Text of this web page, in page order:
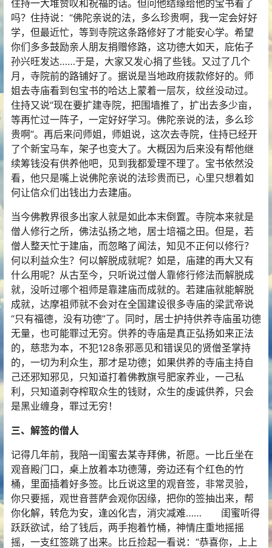
住持一大堆赞叹和祝福的话。但问他结缘给他的宝书看了
吗？住持说：“佛陀亲说的法，多么珍贵啊，我一定会好好
学，但最近忙，等到寺院这条路修好了才能安心学。希望
你们多多鼓励亲人朋友捐赠修路，这功德大如天，庇佑子
孙兴旺发达……于是，大家又发心捐了些钱。又过了几个
月，寺院前的路铺好了。据说是当地政府拨款修好的。师
姐去寺庙看到包宝书的哈达上蒙着一层灰，纹丝没动过。
住持又说“现在要扩建寺院，把围墙推了，扩出去多少亩，
等再忙过一阵子，一定好好学习。佛陀亲说的法，多么珍
贵啊”。再后来问师姐，师姐说，这次去寺院，住持已经开
了个新宝马车，架子也变大了。大概因为后来没有帮他继
续筹钱没有供养他吧，见到我都爱理不理了。宝书依然没
看，他只是嘴上说佛陀亲说的法珍贵而已，心里只想着如
何让信众们出钱出力去建庙。
当今佛教界很多出家人就是如此本末倒置。寺院本来就是
僧人修行之所，佛法弘扬之地，居士培福之田。但是，若
僧人整天忙于建庙，而忽略了闻法，知见不正何以修行？
何以利益众生？何以解脱成就呢？如是，庙建的再大又有
什么用呢？从古至今，只听说过僧人靠修行修法而解脱成
就，没听过哪个祖师是靠建庙而成就的。若建庙就能解脱
成就，达摩祖师就不会对在全国建设很多寺庙的梁武帝说
“只有福德，没有功德”了。同时，居士护持供养寺庙虽功德
无量，也可能罪过无穷。供养的寺庙是真正弘扬如来正法
的，慈悲为本，不犯128条邪恶见和错误见的贤僧圣掌持
的，一切为利众生，那才是功德；如果供养的寺庙主持自
己还邪知邪见，只知道打着佛教旗号肥家养业，一己私
利，只知道剥夺榨取众生的钱财，众生的虔诚供养，只会
是黑业缠身，罪过无穷！
三、解签的僧人
记得几年前，我陪一闺蜜去某寺拜佛，祈愿。一比丘坐在
观音殿门口，桌上放着本功德薄，旁边还有个红色的竹
桶，里面插着好多签。比丘说这里的观音签，非常灵验，
你只要摇，观世音菩萨会观你因缘，把你的签抽出来，帮
你化解，转危为安，逢凶化吉，消灾减难…… 闺蜜听得
跃跃欲试，给了钱后，两手抱着竹桶，神情庄重地摇摇
摇，一支红签跳了出来。比丘捡起一看说：“恭喜你，上上